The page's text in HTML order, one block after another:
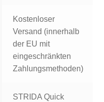
Kostenloser
Versand (innerhalb
der EU mit
eingeschränkten
Zahlungsmethoden)
STRIDA Quick